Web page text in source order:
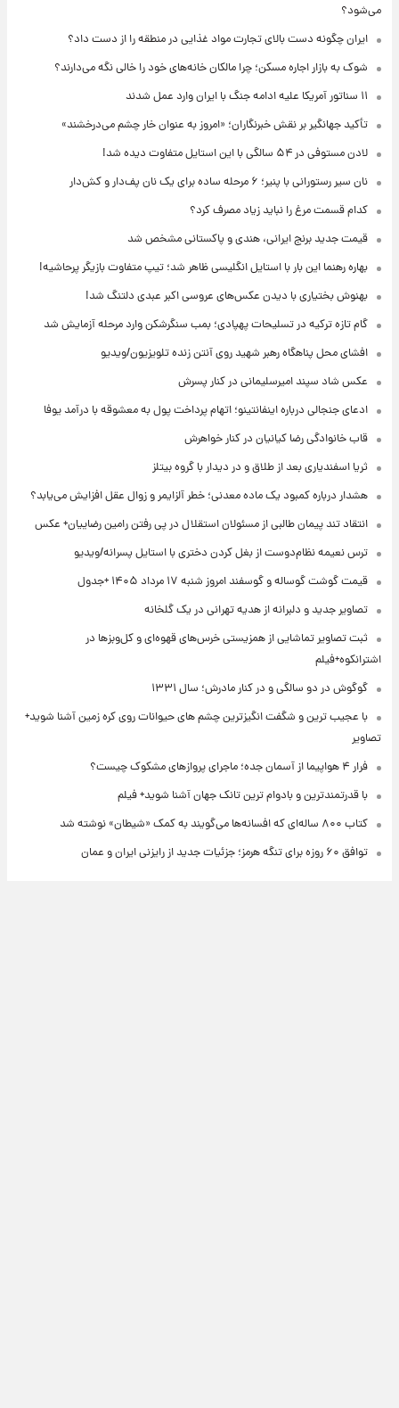
می‌شود؟
ایران چگونه دست بالای تجارت مواد غذایی در منطقه را از دست داد؟
شوک به بازار اجاره مسکن؛ چرا مالکان خانه‌های خود را خالی نگه می‌دارند؟
۱۱ سناتور آمریکا علیه ادامه جنگ با ایران وارد عمل شدند
تأکید جهانگیر بر نقش خبرنگاران؛ «امروز به عنوان خار چشم می‌درخشند»
لادن مستوفی در ۵۴ سالگی با این استایل متفاوت دیده شد!
نان سیر رستورانی با پنیر؛ ۶ مرحله ساده برای یک نان پف‌دار و کش‌دار
کدام قسمت مرغ را نباید زیاد مصرف کرد؟
قیمت جدید برنج ایرانی، هندی و پاکستانی مشخص شد
بهاره رهنما این بار با استایل انگلیسی ظاهر شد؛ تیپ متفاوت بازیگر پرحاشیه!
بهنوش بختیاری با دیدن عکس‌های عروسی اکبر عبدی دلتنگ شد!
گام تازه ترکیه در تسلیحات پهپادی؛ بمب سنگرشکن وارد مرحله آزمایش شد
افشای محل پناهگاه‌ رهبر شهید روی آنتن زنده تلویزیون/ویدیو
عکس شاد سپند امیرسلیمانی در کنار پسرش
ادعای جنجالی درباره اینفانتینو؛ اتهام پرداخت پول به معشوقه با درآمد یوفا
قاب خانوادگی رضا کیانیان در کنار خواهرش
ثریا اسفندیاری بعد از طلاق و در دیدار با گروه بیتلز
هشدار درباره کمبود یک ماده معدنی؛ خطر آلزایمر و زوال عقل افزایش می‌یابد؟
انتقاد تند پیمان طالبی از مسئولان استقلال در پی رفتن رامین رضاییان+ عکس
ترس نعیمه نظام‌دوست از بغل کردن دختری با استایل پسرانه/ویدیو
قیمت گوشت گوساله و گوسفند امروز شنبه ۱۷ مرداد ۱۴۰۵ +جدول
تصاویر جدید و دلبرانه از هدیه تهرانی در یک گلخانه
ثبت تصاویر تماشایی از همزیستی خرس‌های قهوه‌ای و کل‌وبزها در
اشترانکوه+فیلم
گوگوش در دو سالگی و در کنار مادرش؛ سال ۱۳۳۱
با عجیب ترین و شگفت انگیزترین چشم های حیوانات روی کره زمین آشنا شوید+
تصاویر
فرار ۴ هواپیما از آسمان جده؛ ماجرای پروازهای مشکوک چیست؟
با قدرتمندترین و بادوام ترین تانک جهان آشنا شوید+ فیلم
کتاب ۸۰۰ ساله‌ای که افسانه‌ها می‌گویند به کمک «شیطان» نوشته شد
توافق ۶۰ روزه برای تنگه هرمز؛ جزئیات جدید از رایزنی ایران و عمان